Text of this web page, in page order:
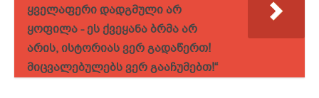
ყველაფერი დადგმული არ
ყოფილა - ეს ქვეყანა ბრმა არ
არის, ისტორიას ვერ გადაწერთ!
მიცვალებულებს ვერ გააჩუმებთ!“